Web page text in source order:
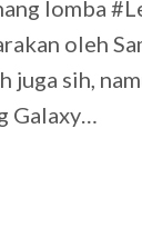
lomba
oleh
juga sih,
Galaxy…